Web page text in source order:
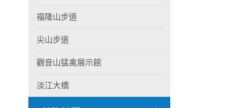
福隆山步道
尖山步道
觀音山猛禽展示館
淡江大橋